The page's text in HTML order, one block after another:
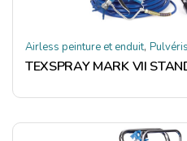
Airless peinture et enduit,
TEXSPRAY MARK VII